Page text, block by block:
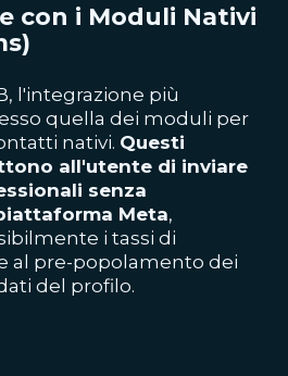
con i Moduli Nativi
l'integrazione più
quella dei moduli per
nativi. Questi
all'utente di inviare
senza
Meta,
i tassi di
al pre-popolamento dei
del profilo.